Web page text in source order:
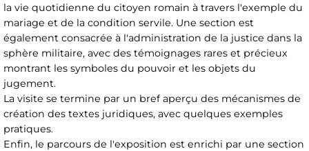
la vie quotidienne du citoyen romain à travers l'exemple du
mariage et de la condition servile. Une section est
également consacrée à l'administration de la justice dans la
sphère militaire, avec des témoignages rares et précieux
montrant les symboles du pouvoir et les objets du
jugement.
La visite se termine par un bref aperçu des mécanismes de
création des textes juridiques, avec quelques exemples
pratiques.
Enfin, le parcours de l'exposition est enrichi par une section